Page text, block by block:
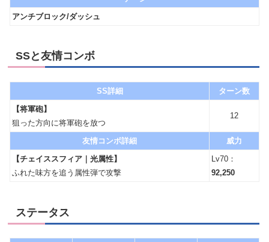
アンチブロック/ダッシュ
SSと友情コンボ
SS詳細
ターン数
【将軍砲】
狙った方向に将軍砲を放つ
12
友情コンボ詳細
威力
【チェイススフィア｜光属性】
ふれた味方を追う属性弾で攻撃
Lv70：
92,250
ステータス